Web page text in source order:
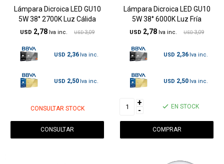
Lámpara Dicroica LED GU10
5W 38° 2700K Luz Cálida
USD 2,78 USD 3,09
USD 2,36
USD 2,50
CONSULTAR STOCK
CONSULTAR
Lámpara Dicroica LED GU10
5W 38° 6000K Luz Fría
USD 2,78 USD 3,09
USD 2,36
USD 2,50
+
- EN STOCK